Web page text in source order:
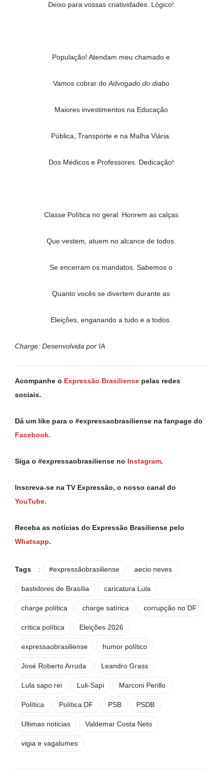
Deixo para vossas criatividades. Lógico!
População! Atendam meu chamado e
Vamos cobrar do Advogado do diabo
Maiores investimentos na Educação
Pública, Transporte e na Malha Viária.
Dos Médicos e Professores. Dedicação!
Classe Política no geral. Honrem as calças
Que vestem, atuem no alcance de todos.
Se encerram os mandatos. Sabemos o
Quanto vocês se divertem durante as
Eleições, enganando a tudo e a todos.
Charge: Desenvolvida por IA
Acompanhe o Expressão Brasiliense pelas redes
sociais.
Dá um like para o #expressaobrasiliense na fanpage do
Facebook.
Siga o #expressaobrasiliense no Instagram.
Inscreva-se na TV Expressão, o nosso canal do
YouTube.
Receba as notícias do Expressão Brasiliense pelo
Whatsapp.
Tags : #expressãobrasiliense aecio neves
bastidores de Brasília caricatura Lula
charge política charge satírica corrupção no DF
crítica política Eleições 2026
expressaobrasiliense humor político
José Roberto Arruda Leandro Grass
Lula sapo rei Luli-Sapi Marconi Perillo
Política Política DF PSB PSDB
Ultimas noticias Valdemar Costa Neto
vigia e vagalumes